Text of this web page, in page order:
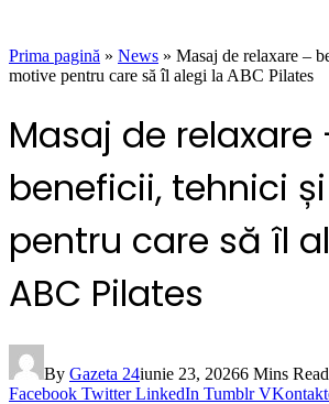
Prima pagină » News » Masaj de relaxare –
motive pentru care să îl alegi la ABC Pilates
Masaj de relaxare
beneficii, tehnici
pentru care să îl
ABC Pilates
By Gazeta 24iunie 23, 20266 Mins Read
Facebook Twitter LinkedIn Tumblr